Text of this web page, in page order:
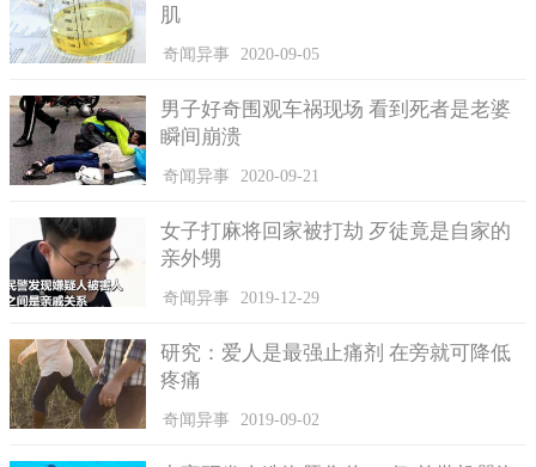
肌
奇闻异事 2020-09-05
男子好奇围观车祸现场 看到死者是老婆
瞬间崩溃
奇闻异事 2020-09-21
女子打麻将回家被打劫 歹徒竟是自家的
亲外甥
奇闻异事 2019-12-29
研究：爱人是最强止痛剂 在旁就可降低
疼痛
奇闻异事 2019-09-02